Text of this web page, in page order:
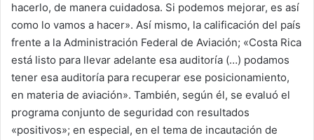
hacerlo, de manera cuidadosa. Si podemos mejorar, es así
como lo vamos a hacer». Así mismo, la calificación del país
frente a la Administración Federal de Aviación; «Costa Rica
está listo para llevar adelante esa auditoría (…) podamos
tener esa auditoría para recuperar ese posicionamiento,
en materia de aviación». También, según él, se evaluó el
programa conjunto de seguridad con resultados
«positivos»; en especial, en el tema de incautación de